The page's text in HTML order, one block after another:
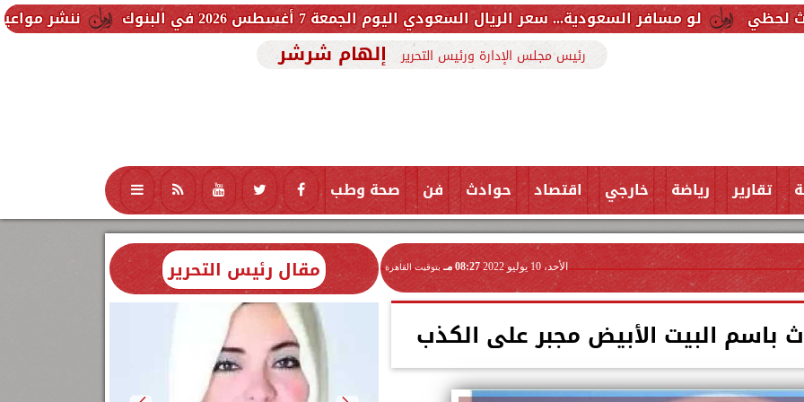
ننشر مواعيد القطارات السعودية... سعر الريال السعودي اليوم الجمعة 7 أغسطس 2026 في البنوك
رئيس مجلس الإدارة ورئيس التحرير إلهام شرشر
تقارير رياضة خارجي اقتصاد حوادث فن صحة وطب تكنولوجيا منوعات محافظات
الأحد، 10 يوليو 2022 08:27 مـ بتوقيت القاهرة
باسم البيت الأبيض مجبر على الكذب
مقال رئيس التحرير